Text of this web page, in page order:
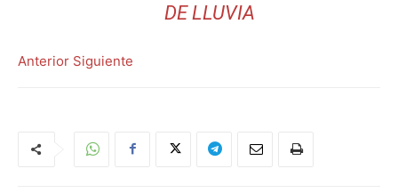
DE LLUVIA
Anterior Siguiente